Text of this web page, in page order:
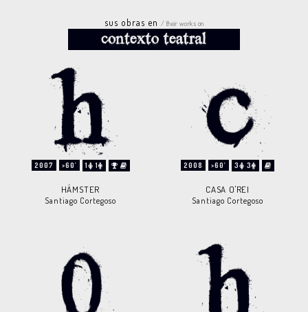
sus obras en / their works on
2007 >60' 1 1
HÁMSTER
Santiago Cortegoso
2008 >60' 3 3
CASA O'REI
Santiago Cortegoso